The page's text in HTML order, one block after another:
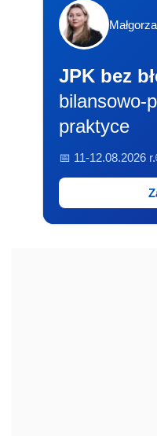
JPK bez
bilansowo-
praktyce
📅 11-12.08.2026 r.